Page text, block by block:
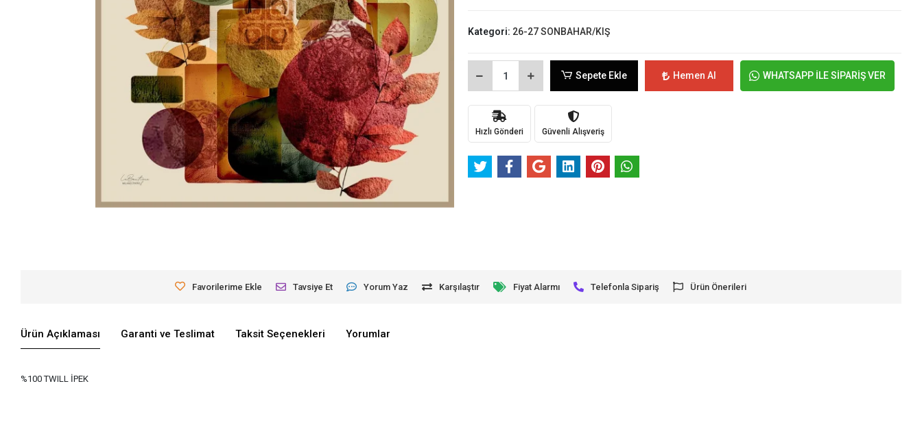
Kategori: 26-27 SONBAHAR/KIŞ
Sepete Ekle Hemen Al WHATSAPP İLE SİPARİŞ VER
Hızlı Gönderi Güvenli Alışveriş
Favorilerime Ekle Tavsiye Et Yorum Yaz Karşılaştır Fiyat Alarmı Telefonla Sipariş Ürün Önerileri
Ürün Açıklaması Garanti ve Teslimat Taksit Seçenekleri Yorumlar
%100 TWILL İPEK